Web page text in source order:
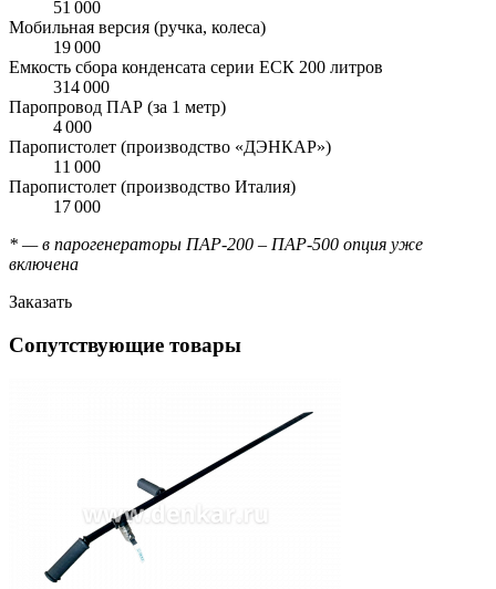
51 000
Мобильная версия (ручка, колеса)
19 000
Емкость сбора конденсата серии ЕСК 200 литров
314 000
Паропровод ПАР (за 1 метр)
4 000
Паропистолет (производство «ДЭНКАР»)
11 000
Паропистолет (производство Италия)
17 000
* — в парогенераторы ПАР-200 – ПАР-500 опция уже
включена
Заказать
Сопутствующие товары